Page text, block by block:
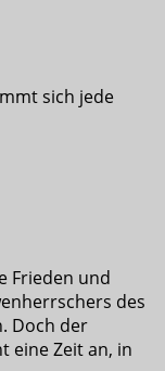
sich jede
Frieden und
des
Doch der
eine Zeit an, in